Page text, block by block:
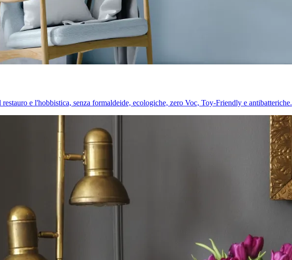
e l'hobbistica, senza formaldeide, ecologiche, zero Voc, Toy-Friendly e antibatteriche.